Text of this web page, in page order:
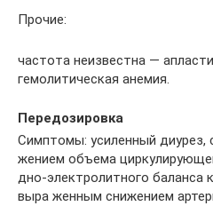
Прочие:
частота неизвестна —
гемолитическая анемия.
Передозировка
Симптомы: усиленный
жением объема
дно-электролитного баланса
выра­ женным снижением